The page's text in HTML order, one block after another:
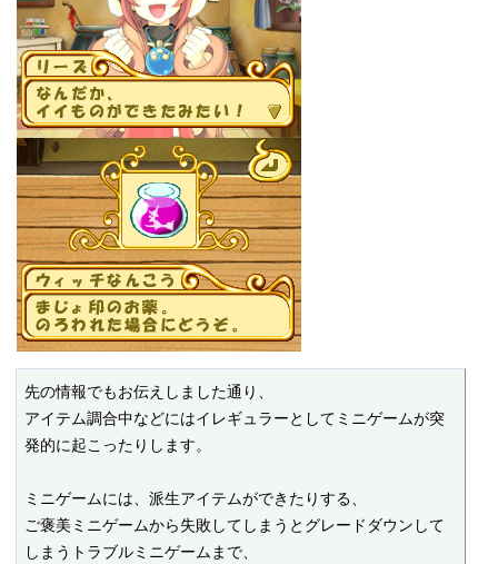
先の情報でもお伝えしました通り、
アイテム調合中などにはイレギュラーとしてミニゲームが突
発的に起こったりします。
ミニゲームには、派生アイテムができたりする、
ご褒美ミニゲームから失敗してしまうとグレードダウンして
しまうトラブルミニゲームまで、